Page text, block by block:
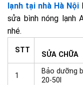
lạnh tại nhà Hà Nội
sửa bình nóng lạnh
nhé.
STT
NỘI
SỬA CHỮA
1
Bảo dưỡng
20-50l